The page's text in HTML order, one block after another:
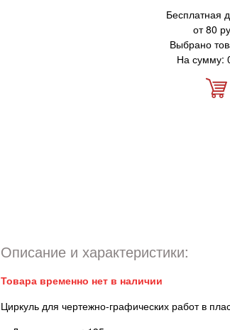
Бесплатная
от 80
Выбрано
На сумму:
Описание и характеристики:
Товара временно нет в наличии
Циркуль для чертежно-графических работ в